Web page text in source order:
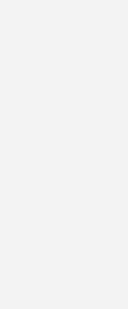
passend zum
des
Heizungsbranche.
aus Anlage auf
Dadurch kann der
zu investieren –
in
der Schweizer
Membranen
für Brennstoffzellen und